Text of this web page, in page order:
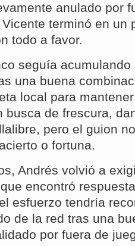
anulado por
terminó en un
todo a favor.
seguía
una buena
local para
busca de frescura,
pero el guion
o fortuna.
Andrés volvió a
encontró
esfuerzo tendría
de la red tras una
por fuera de